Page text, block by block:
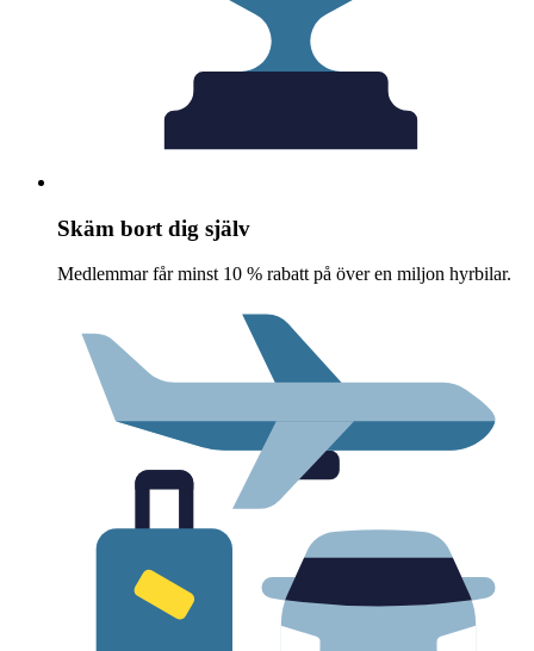
Skäm bort dig själv
Medlemmar får minst 10 % rabatt på över en miljon hyrbilar.